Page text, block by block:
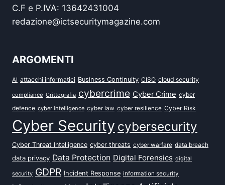
C.F e P.IVA: 13642431004
redazione@ictsecuritymagazine.com
ARGOMENTI
AI attacchi informatici Business Continuity CISO cloud security
compliance Crittografia cybercrime Cyber Crime cyber
defence cyber intelligence cyber law cyber resilience Cyber Risk
Cyber Security cybersecurity
Cyber Threat Intelligence cyber threats cyber warfare data breach
data privacy Data Protection Digital Forensics digital
security GDPR Incident Response information security